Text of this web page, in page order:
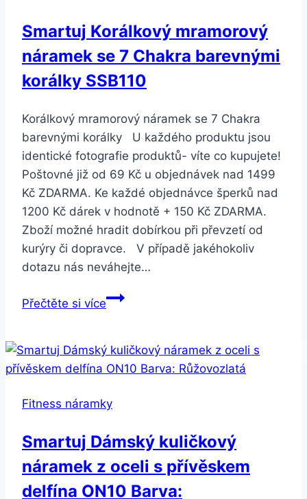
Smartuj Korálkový mramorový
náramek se 7 Chakra barevnými
korálky SSB110
Korálkový mramorový náramek se 7 Chakra
barevnými korálky U každého produktu jsou
identické fotografie produktů- víte co kupujete!
Poštovné již od 69 Kč u objednávek nad 1499
Kč ZDARMA. Ke každé objednávce šperků nad
1200 Kč dárek v hodnotě + 150 Kč ZDARMA.
Zboží možné hradit dobírkou při převzetí od
kurýry či dopravce. V případě jakéhokoliv
dotazu nás neváhejte…
Přečtěte si víceSmartuj
náramek
se
Chakra
korálky
SSB110
Fitness náramky
Smartuj Dámský kuličkový
náramek z oceli s přívěskem
delfína ON10 Barva: